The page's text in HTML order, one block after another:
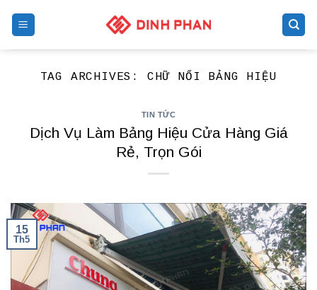
TAG ARCHIVES: CHỮ NỔI BẢNG HIỆU
TIN TỨC
Dịch Vụ Làm Bảng Hiệu Cửa Hàng Giá
Rẻ, Trọn Gói
15
Th5